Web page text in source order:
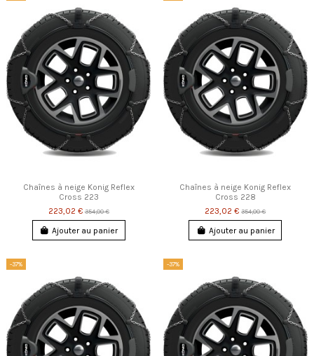
Chaînes à neige Konig Reflex
Cross 223
223,02 €354,00 €
Ajouter au panier
Chaînes à neige Konig Reflex
Cross 228
223,02 €354,00 €
Ajouter au panier
-37% -37%